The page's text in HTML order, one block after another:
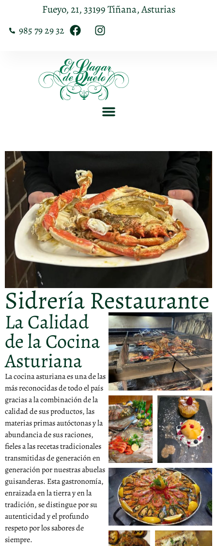
Fueyo, 21, 33199 Tiñana, Asturias
985 79 29 32
Sidrería Restaurante
La Calidad
de la Cocina
Asturiana
La cocina asturiana es una de las
más reconocidas de todo el país
gracias a la combinación de la
calidad de sus productos, las
materias primas autóctonas y la
abundancia de sus raciones,
fieles a las recetas tradicionales
transmitidas de generación en
generación por nuestras abuelas
guisanderas. Esta gastronomía,
enraizada en la tierra y en la
tradición, se distingue por su
autenticidad y el profundo
respeto por los sabores de
siempre.